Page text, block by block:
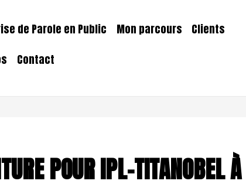
de Parole en Public Mon parcours
Clients
Contact
POUR IPL-TITANOBEL